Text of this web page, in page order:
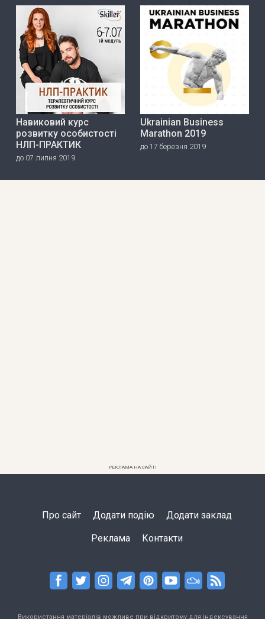
Навиковий курс
розвитку особистості
НЛП-ПРАКТИК
до 07 липня 2019
Ukrainian Business
Marathon 2019
до 17 березня 2019
РЕКЛАМА НА САЙТІ
Про сайт Додати подію Додати заклад
Реклама Контакти
Використання матеріалів можливе при відкритому для індексування